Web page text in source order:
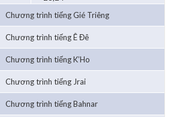
Chương trình tiếng Gié Triêng
Chương trình tiếng Ê Đê
Chương trình tiếng K’Ho
Chương trình tiếng Jrai
Chương trình tiếng Bahnar